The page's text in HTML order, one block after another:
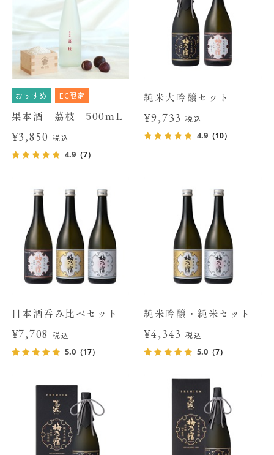
おすすめ EC限定
果本酒 茘枝 500mL
¥3,850税込
4.9（7）
純米大吟醸セット
¥9,733 税込
4.9 （10）
日本酒呑み比べセット
¥7,708税込
5.0（17）
純米吟醸・純米セット
¥4,343 税込
5.0 （7）